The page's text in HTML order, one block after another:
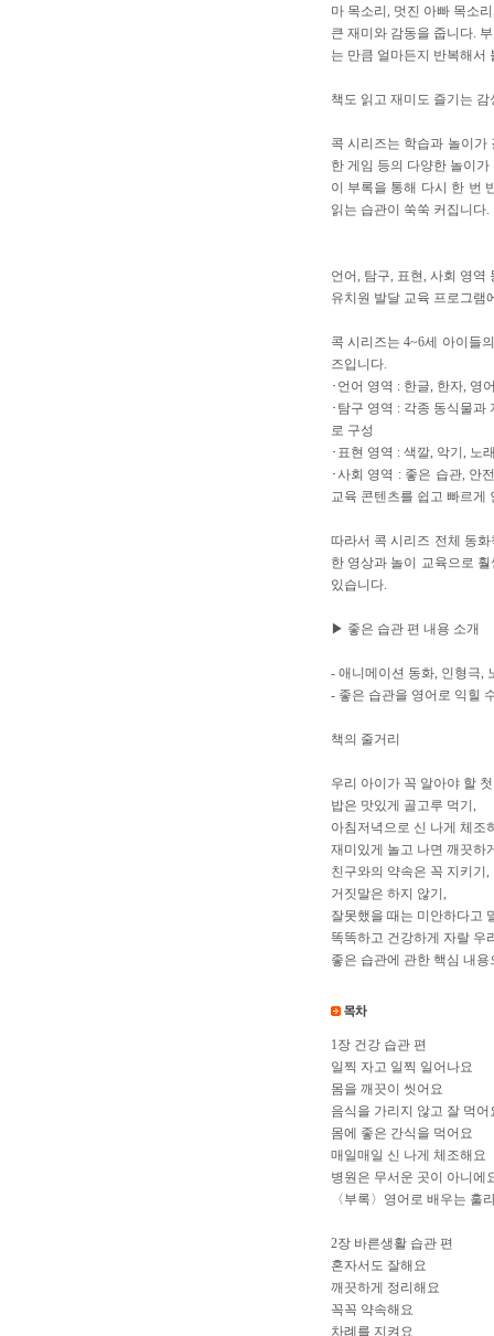
마 목소리, 멋진 아빠 목소
큰 재미와 감동을 줍니다.
는 만큼 얼마든지 반복해서
책도 읽고 재미도 즐기는
콕 시리즈는 학습과 놀이가
한 게임 등의 다양한 놀이
이 부록을 통해 다시 한 번
읽는 습관이 쑥쑥 커집니다.
언어, 탐구, 표현, 사회 영역
유치원 발달 교육 프로그램
콕 시리즈는 4~6세 아이들
즈입니다.
･언어 영역 : 한글, 한자, 영
･탐구 영역 : 각종 동식물
로 구성
･표현 영역 : 색깔, 악기, 노
･사회 영역 : 좋은 습관, 안
교육 콘텐츠를 쉽고 빠르게
따라서 콕 시리즈 전체 동
한 영상과 놀이 교육으로
있습니다.
▶ 좋은 습관 편 내용 소개
- 애니메이션 동화, 인형극,
- 좋은 습관을 영어로 익힐
책의 줄거리
우리 아이가 꼭 알아야 할
밥은 맛있게 골고루 먹기,
아침저녁으로 신 나게 체조
재미있게 놀고 나면 깨끗하
친구와의 약속은 꼭 지키기,
거짓말은 하지 않기,
잘못했을 때는 미안하다고
똑똑하고 건강하게 자랄 우
좋은 습관에 관한 핵심 내
1장 건강 습관 편
일찍 자고 일찍 일어나요
몸을 깨끗이 씻어요
음식을 가리지 않고 잘 먹어
몸에 좋은 간식을 먹어요
매일매일 신 나게 체조해요
병원은 무서운 곳이 아니에
〈부록〉영어로 배우는 훌
2장 바른생활 습관 편
혼자서도 잘해요
깨끗하게 정리해요
꼭꼭 약속해요
차례를 지켜요